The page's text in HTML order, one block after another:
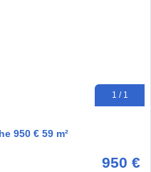
1 / 1
950 € 59 m²
950 €